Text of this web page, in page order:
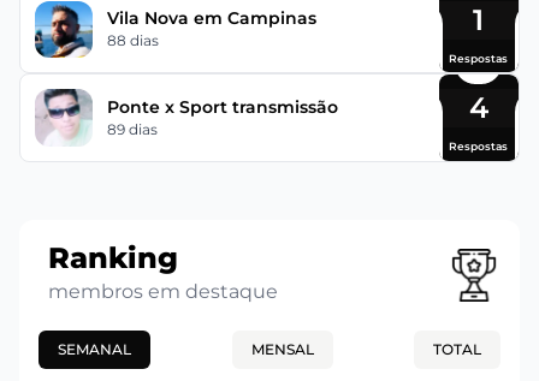
Vila Nova em Campinas
88 dias
1
Respostas
Ponte x Sport transmissão
89 dias
4
Respostas
Ranking
membros em destaque
SEMANAL MENSAL TOTAL